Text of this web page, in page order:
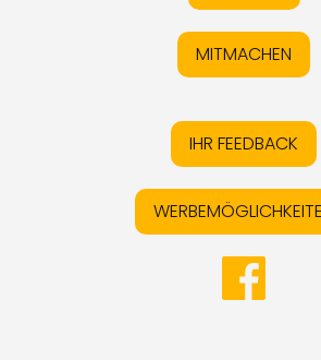
MITMACHEN
IHR FEEDBACK